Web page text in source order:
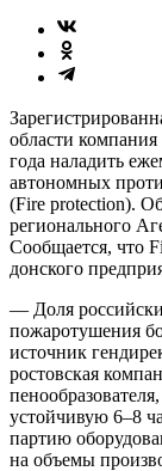
области
года наладить
автономных
(Fire protection).
регионального
Сообщается, что
донского
— Доля
пожаротушения
источник
ростовская
устойчивую 6–8
партию
на объемы